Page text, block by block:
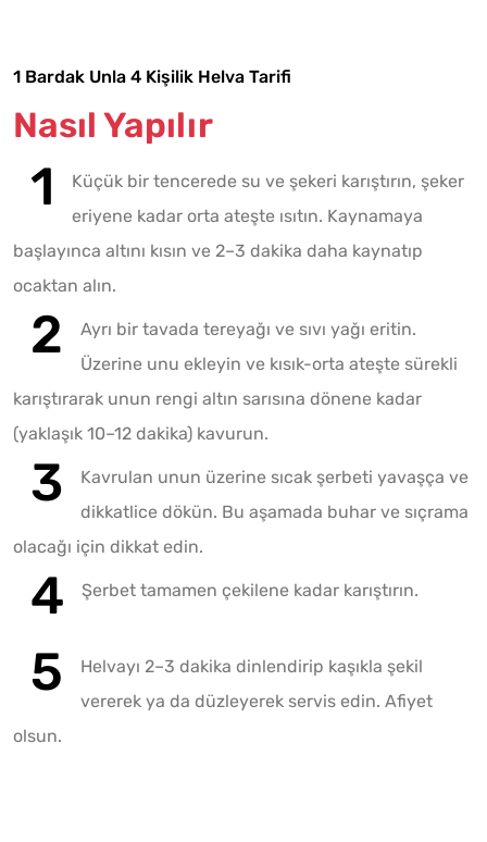
1 Bardak Unla 4 Kişilik Helva Tarifi
Nasıl Yapılır
Küçük bir tencerede su ve şekeri karıştırın, şeker
eriyene kadar orta ateşte ısıtın. Kaynamaya
başlayınca altını kısın ve 2–3 dakika daha kaynatıp
ocaktan alın.
Ayrı bir tavada tereyağı ve sıvı yağı eritin.
Üzerine unu ekleyin ve kısık-orta ateşte sürekli
karıştırarak unun rengi altın sarısına dönene kadar
(yaklaşık 10–12 dakika) kavurun.
Kavrulan unun üzerine sıcak şerbeti yavaşça ve
dikkatlice dökün. Bu aşamada buhar ve sıçrama
olacağı için dikkat edin.
Şerbet tamamen çekilene kadar karıştırın.
Helvayı 2–3 dakika dinlendirip kaşıkla şekil
vererek ya da düzleyerek servis edin. Afiyet
olsun.